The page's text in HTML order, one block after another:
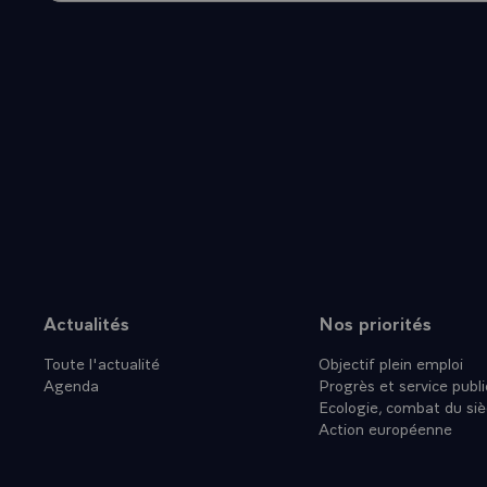
ET DONT
PAYS.
`CEDEAO`
ET
CESSE
QUE LES
Plan du site
Actualités
Toute l'actualité
Agenda
Nos priorités
Objectif plein emploi
Progrès et service
Ecologie, combat du
Action européenne